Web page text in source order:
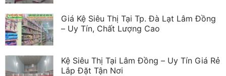
Giá Kệ Siêu Thị Tại Tp. Đà Lạt Lâm Đồng
– Uy Tín, Chất Lượng Cao
Kệ Siêu Thị Tại Lâm Đồng – Uy Tín Giá Rẻ
Lắp Đặt Tận Nơi